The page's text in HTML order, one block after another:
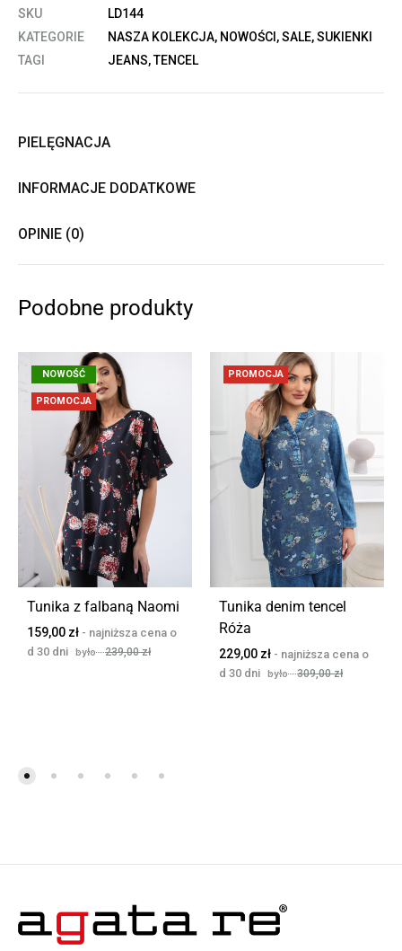
SKU
LD144
KATEGORIE
NASZA KOLEKCJA, NOWOŚCI ,SALE,SUKIENKI
TAGI
JEANS,TENCEL
PIELĘGNACJA
INFORMACJE DODATKOWE
OPINIE (0)
Podobne produkty
NOWOŚĆ
PROMOCJA
Tunika z falbaną Naomi
159,00 zł
239,00zł
PROMOCJA
Tunika denim tencel
Róża
229,00 zł
309,00zł